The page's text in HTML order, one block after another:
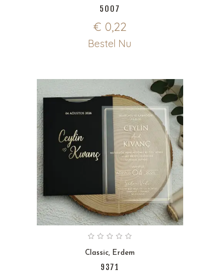
5007
€ 0,22
Bestel Nu
Classic, Erdem
9371